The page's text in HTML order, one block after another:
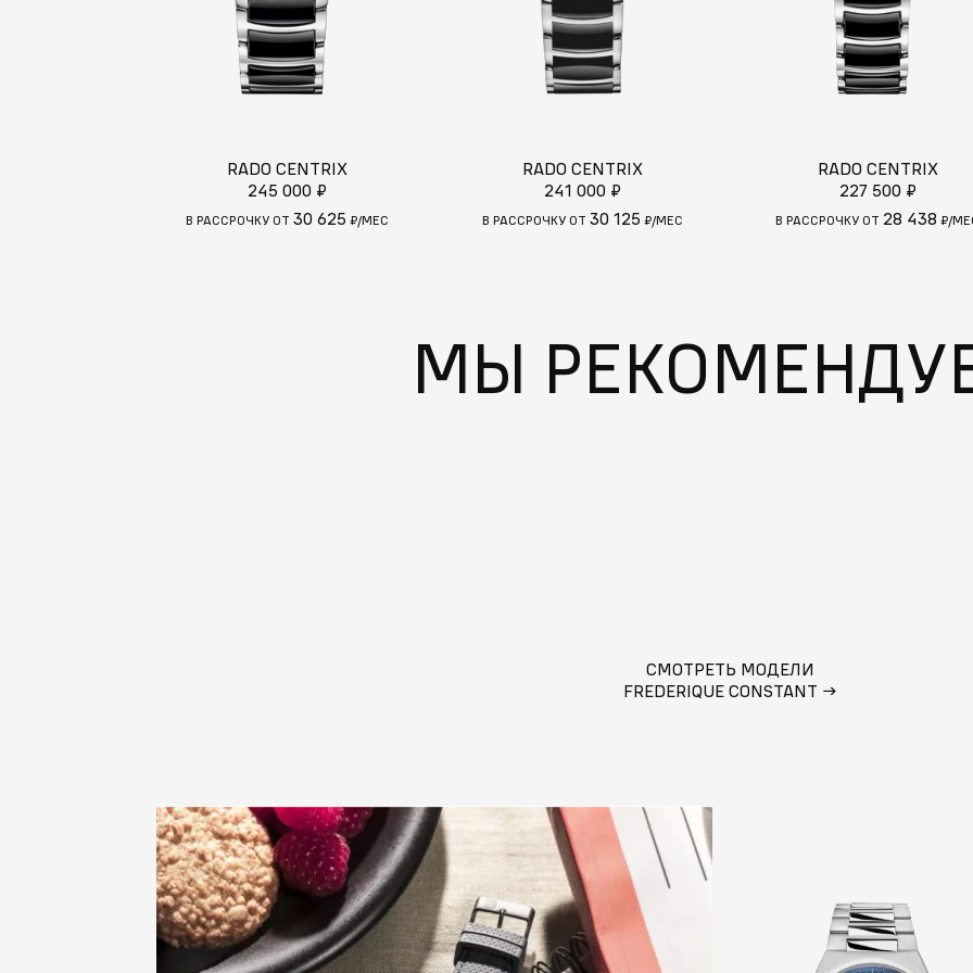
RADO CENTRIX
245 000 ₽
В РАССРОЧКУ ОТ 30 625 ₽/МЕС
RADO CENTRIX
241 000 ₽
В РАССРОЧКУ ОТ 30 125 ₽/МЕС
RADO CENTRIX
227 500 ₽
В РАССРОЧКУ ОТ 28 438 ₽/
МЫ
СМОТРЕТЬ МОДЕЛИ
FREDERIQUE CONSTANT →